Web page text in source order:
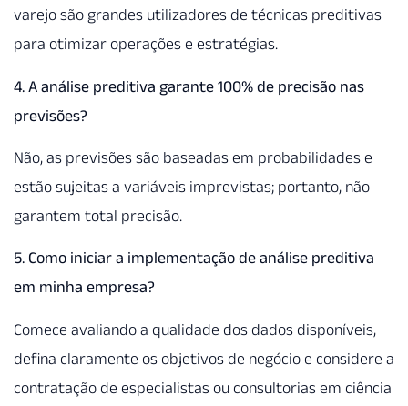
varejo são grandes utilizadores de técnicas preditivas
para otimizar operações e estratégias.
4. A análise preditiva garante 100% de precisão nas
previsões?
Não, as previsões são baseadas em probabilidades e
estão sujeitas a variáveis imprevistas; portanto, não
garantem total precisão.
5. Como iniciar a implementação de análise preditiva
em minha empresa?
Comece avaliando a qualidade dos dados disponíveis,
defina claramente os objetivos de negócio e considere a
contratação de especialistas ou consultorias em ciência